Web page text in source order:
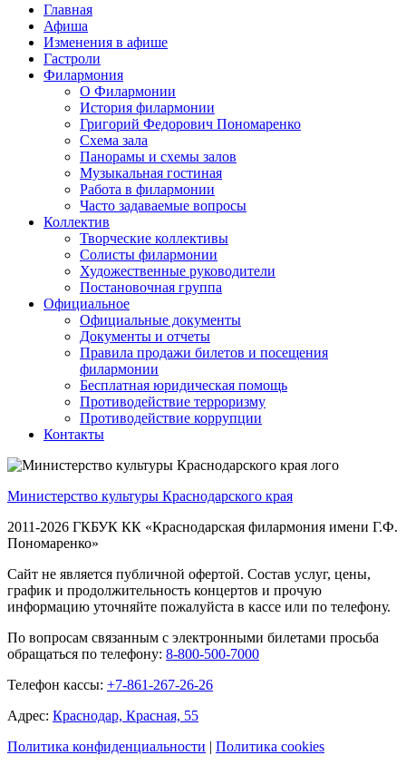
Главная
Афиша
Изменения в афише
Гастроли
Филармония
О Филармонии
История филармонии
Григорий Федорович Пономаренко
Схема зала
Панорамы и схемы залов
Музыкальная гостиная
Работа в филармонии
Часто задаваемые вопросы
Коллектив
Творческие коллективы
Солисты филармонии
Художественные руководители
Постановочная группа
Официальное
Официальные документы
Документы и отчеты
Правила продажи билетов и посещения
филармонии
Бесплатная юридическая помощь
Противодействие терроризму
Противодействие коррупции
Контакты
Министерство культуры Краснодарского края
2011-2026 ГКБУК КК «Краснодарская филармония имени Г.Ф.
Пономаренко»
Сайт не является публичной офертой. Состав услуг, цены,
график и продолжительность концертов и прочую
информацию уточняйте пожалуйста в кассе или по телефону.
По вопросам связанным с электронными билетами просьба
обращаться по телефону: 8-800-500-7000
Телефон кассы: +7-861-267-26-26
Адрес: Краснодар, Красная, 55
Политика конфиденциальности | Политика cookies